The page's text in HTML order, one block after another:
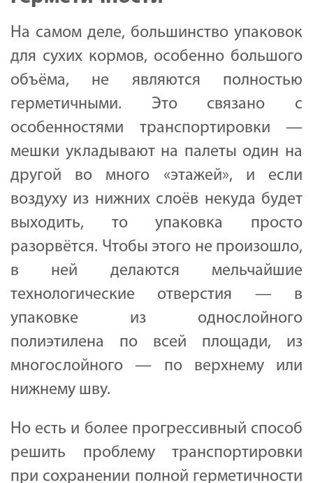
На самом деле, большинство упаковок
для сухих кормов, особенно большого
объёма, не являются полностью
герметичными. Это связано с
особенностями транспортировки —
мешки укладывают на палеты один на
другой во много «этажей», и если
воздуху из нижних слоёв некуда будет
выходить, то упаковка просто
разорвётся. Чтобы этого не произошло,
в ней делаются мельчайшие
технологические отверстия — в
упаковке из однослойного
полиэтилена по всей площади, из
многослойного — по верхнему или
нижнему шву.
Но есть и более прогрессивный способ
решить проблему транспортировки
при сохранении полной герметичности